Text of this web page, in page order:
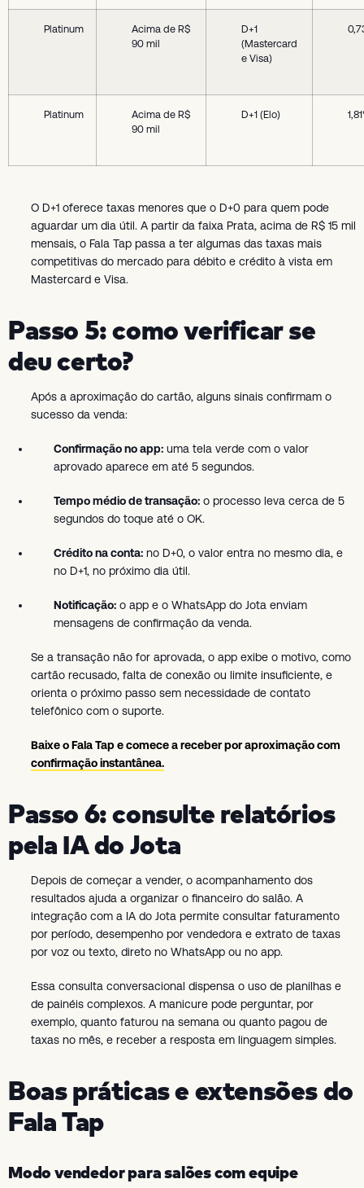
Platinum
Acima de R$
90 mil
D+1
(Mastercard
e Visa)
Platinum
Acima de R$
90 mil
D+1 (Elo)
O D+1 oferece taxas menores que o D+0 para quem pode
aguardar um dia útil. A partir da faixa Prata, acima de R$ 15 mil
mensais, o Fala Tap passa a ter algumas das taxas mais
competitivas do mercado para débito e crédito à vista em
Mastercard e Visa.
Passo 5: como verificar se
deu certo?
Após a aproximação do cartão, alguns sinais confirmam o
sucesso da venda:
Confirmação no app: uma tela verde com o valor
aprovado aparece em até 5 segundos.
Tempo médio de transação: o processo leva cerca de 5
segundos do toque até o OK.
Crédito na conta: no D+0, o valor entra no mesmo dia, e
no D+1, no próximo dia útil.
Notificação: o app e o WhatsApp do Jota enviam
mensagens de confirmação da venda.
Se a transação não for aprovada, o app exibe o motivo, como
cartão recusado, falta de conexão ou limite insuficiente, e
orienta o próximo passo sem necessidade de contato
telefônico com o suporte.
Baixe o Fala Tap e comece a receber por aproximação com
confirmação instantânea.
Passo 6: consulte relatórios
pela IA do Jota
Depois de começar a vender, o acompanhamento dos
resultados ajuda a organizar o financeiro do salão. A
integração com a IA do Jota permite consultar faturamento
por período, desempenho por vendedora e extrato de taxas
por voz ou texto, direto no WhatsApp ou no app.
Essa consulta conversacional dispensa o uso de planilhas e
de painéis complexos. A manicure pode perguntar, por
exemplo, quanto faturou na semana ou quanto pagou de
taxas no mês, e receber a resposta em linguagem simples.
Boas práticas e extensões do
Fala Tap
Modo vendedor para salões com equipe